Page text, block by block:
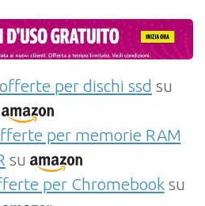
offerte per dischi ssd su
per memorie RAM
su
per Chromebooksu